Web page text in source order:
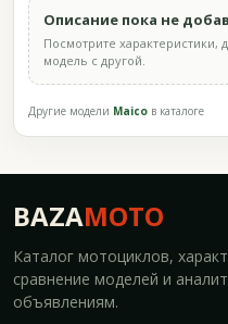
Описание пока не
Посмотрите характеристики,
модель с другой.
Другие модели Maico в каталоге
BAZAMOTO
Каталог мотоциклов,
сравнение моделей и
объявлениям.